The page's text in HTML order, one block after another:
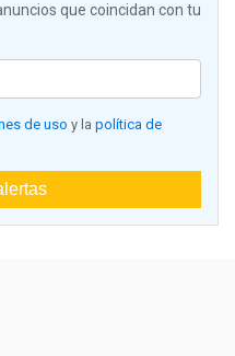
que coincidan con tu
de uso y la política de